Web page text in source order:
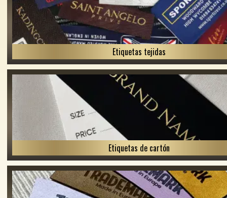
Etiquetas tejidas
Etiquetas de cartón